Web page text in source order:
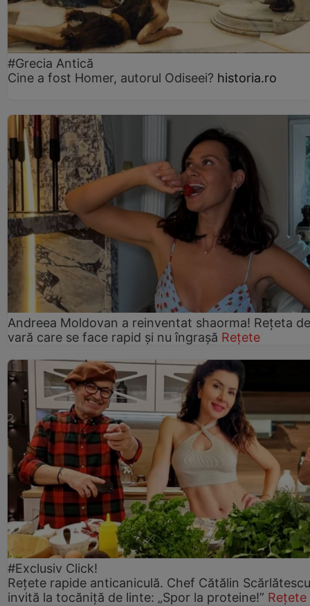
#Grecia Antică
Cine a fost Homer, autorul Odiseei? historia.ro
Andreea Moldovan a reinventat shaorma! Rețeta de
vară care se face rapid și nu îngrașă Rețete
#Exclusiv Click!
Rețete rapide anticaniculă. Chef Cătălin
invită la tocăniță de linte: „Spor la proteine!” Rețete